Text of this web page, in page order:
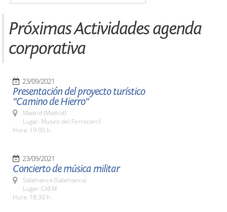
Próximas Actividades agenda
corporativa
23/09/2021
Presentación del proyecto turístico
"Camino de Hierro"
Madrid (Madrid)
Lugar: Museo del Ferrocarril
Hora: 19:00 h.
23/09/2021
Concierto de música militar
Salamanca (Salamanca)
Lugar: CAEM
Hora: 18:30 h.